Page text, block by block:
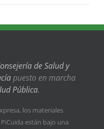
de Salud y
puesto en marcha
Pública.
los materiales
están bajo una